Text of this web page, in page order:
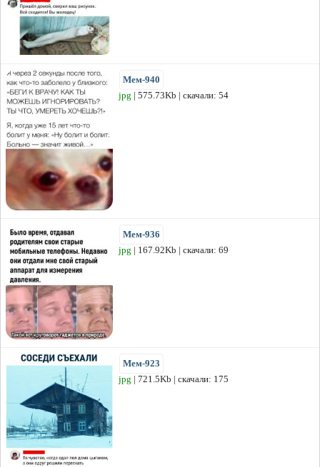
Мем-940
jpg | 575.73Kb | скачали: 54
Мем-936
jpg | 167.92Kb | скачали: 69
Мем-923
jpg | 721.5Kb | скачали: 175